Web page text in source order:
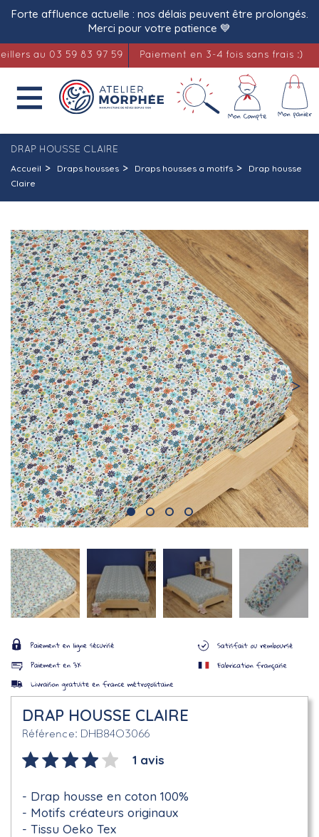
Forte affluence actuelle : nos délais peuvent être prolongés.
Merci pour votre patience 💙
au 03 59 83 97 59 Paiement en 3-4 fois sans frais :)

DRAP HOUSSE CLAIRE
Accueil Draps housses Draps housses a motifs
Drap housse
Claire
DRAP HOUSSE CLAIRE
Référence DHB84O3066
1 avis
Drap housse en coton 100%
Motifs créateurs originaux
Tissu Oeko Tex